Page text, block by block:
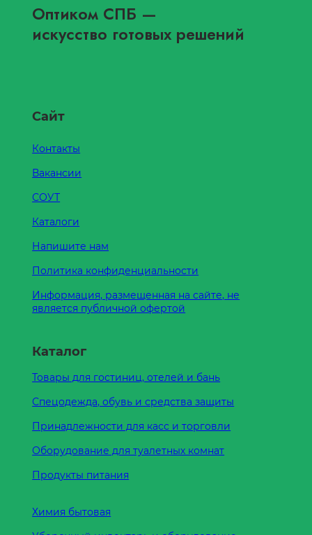
Оптиком СПБ —
искусство готовых решений
Сайт
Контакты
Вакансии
СОУТ
Каталоги
Напишите нам
Политика конфиденциальности
Информация, размещенная на сайте, не
является публичной офертой
Каталог
Товары для гостиниц, отелей и бань
Спецодежда, обувь и средства защиты
Принадлежности для касс и торговли
Оборудование для туалетных комнат
Продукты питания
Химия бытовая